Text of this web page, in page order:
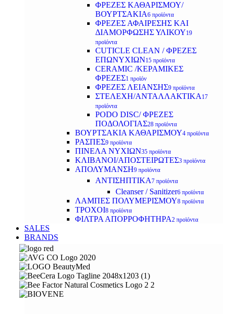
ΦΡΕΖΕΣ ΚΑΘΑΡΙΣΜΟΥ/
ΒΟΥΡΤΣΑΚΙΑ6 προϊόντα
ΦΡΕΖΕΣ ΑΦΑΙΡΕΣΗΣ ΚΑΙ
ΔΙΑΜΟΡΦΩΣΗΣ ΥΛΙΚΟΥ19
προϊόντα
CUTICLE CLEAN / ΦΡΕΖΕΣ
ΕΠΩΝΥΧΙΩΝ15 προϊόντα
CERAMIC /ΚΕΡΑΜΙΚΕΣ
ΦΡΕΖΕΣ1 προϊόν
ΦΡΕΖΕΣ ΛΕΙΑΝΣΗΣ9 προϊόντα
ΣΤΕΛΕΧΗ/ΑΝΤΑΛΛΑΚΤΙΚΑ 17
προϊόντα
PODO DISC/ ΦΡΕΖΕΣ
ΠΟΔΟΛΟΓΙΑΣ28 προϊόντα
ΒΟΥΡΤΣΑΚΙΑ ΚΑΘΑΡΙΣΜΟΥ4 προϊόντα
ΡΑΣΠΕΣ9 προϊόντα
ΠΙΝΕΛΑ ΝΥΧΙΩΝ35 προϊόντα
ΚΛΙΒΑΝΟΙ/ΑΠΟΣΤΕΙΡΩΤΕΣ3 προϊόντα
ΑΠΟΛΥΜΑΝΣΗ9 προϊόντα
ΑΝΤΙΣΗΠΤΙΚΑ7 προϊόντα
Cleanser / Sanitizer6 προϊόντα
ΛΑΜΠΕΣ ΠΟΛΥΜΕΡΙΣΜΟΥ8 προϊόντα
ΤΡΟΧΟΙ8 προϊόντα
ΦΙΛΤΡΑ ΑΠΟΡΡΟΦΗΤΗΡΑ2 προϊόντα
SALES
BRANDS